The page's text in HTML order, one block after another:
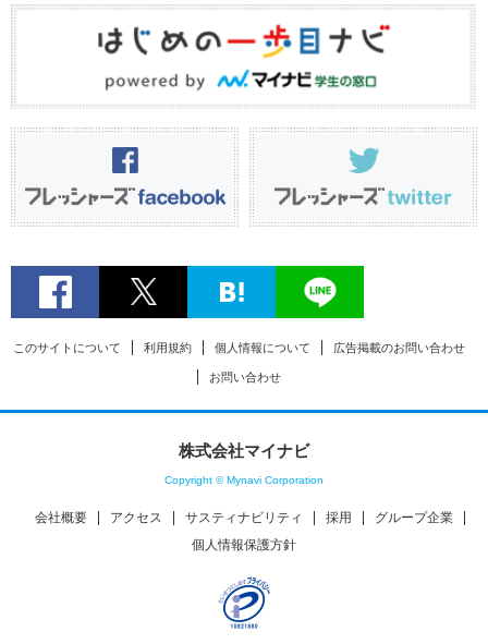
このサイトについて 利用規約 個人情報について 広告掲載のお問い合わせ
お問い合わせ
株式会社マイナビ
Copyright © Mynavi Corporation
会社概要 アクセス サスティナビリティ 採用
グループ企業
個人情報保護方針